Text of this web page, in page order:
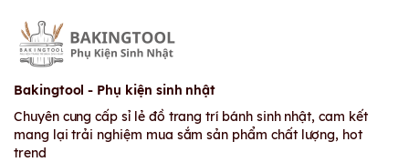
Bakingtool - Phụ kiện sinh nhật
Chuyên cung cấp sỉ lẻ đồ trang trí bánh sinh nhật, cam kết
mang lại trải nghiệm mua sắm sản phẩm chất lượng, hot
trend